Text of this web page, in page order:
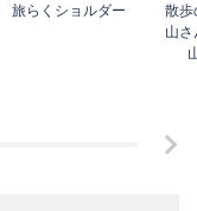
旅らくショルダー
散歩
山さ